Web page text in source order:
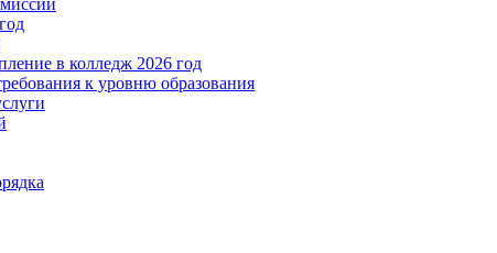
в колледж 2026 год
к уровню образования